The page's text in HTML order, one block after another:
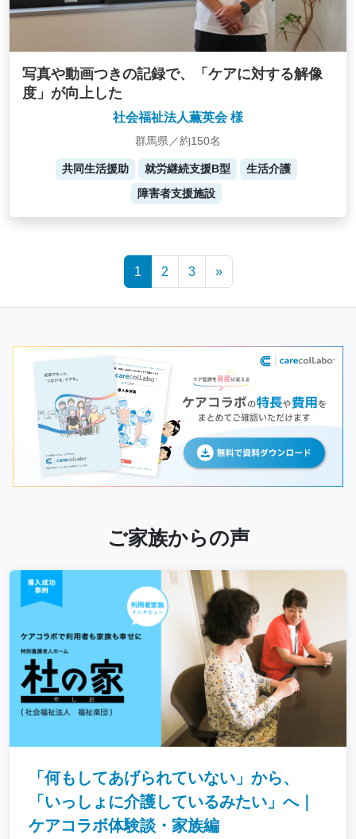
写真や動画つきの記録で、「ケアに対する解像
度」が向上した
社会福祉法人薫英会 様
群馬県／約150名
共同生活援助 就労継続支援B型
生活介護
障害者支援施設
1 2 3 »
ご家族からの声
「何もしてあげられていない」から、
「いっしょに介護しているみたい」へ｜
ケアコラボ体験談・家族編